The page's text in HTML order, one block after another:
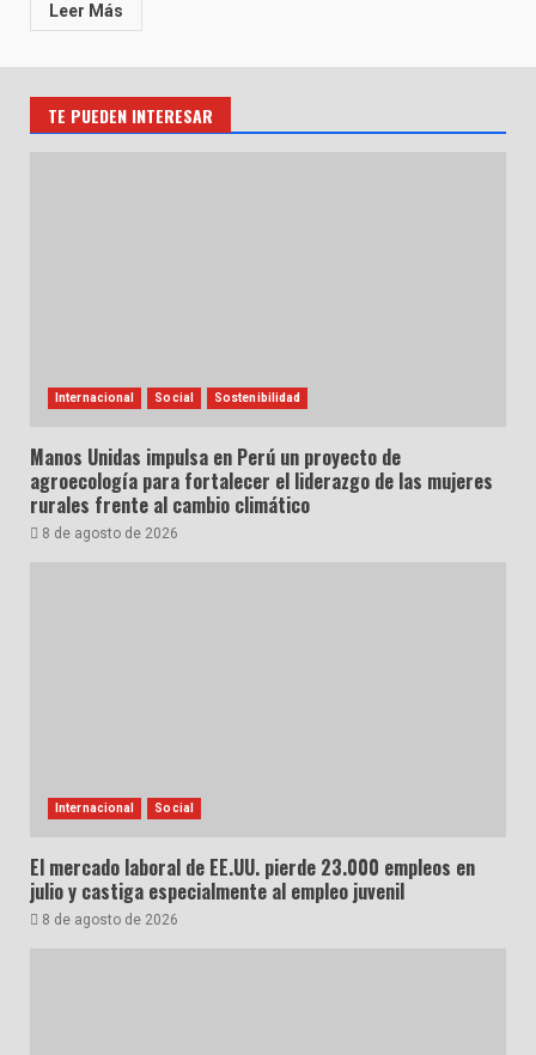
Leer Más
TE PUEDEN INTERESAR
Internacional Social Sostenibilidad
Manos Unidas impulsa en Perú un proyecto de
agroecología para fortalecer el liderazgo de las mujeres
rurales frente al cambio climático
8 de agosto de 2026
Internacional Social
El mercado laboral de EE.UU. pierde 23.000 empleos en
julio y castiga especialmente al empleo juvenil
8 de agosto de 2026